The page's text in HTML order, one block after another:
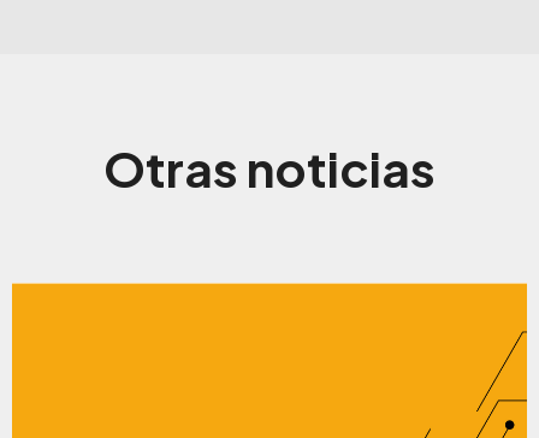
Otras noticias